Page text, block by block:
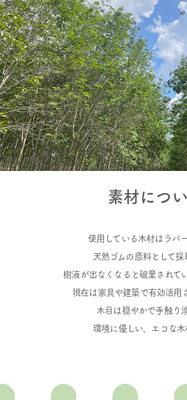
素材につ
使用している木材はラバー
天然ゴムの原料として採
樹液が出なくなると破棄されて
現在は家具や建築で有効活用
木目は穏やかで手触り滑
環境に優しい、エコな木